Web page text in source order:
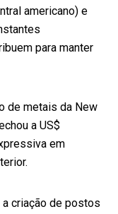
americano) e
para manter
de metais da New
a US$
em
criação de postos